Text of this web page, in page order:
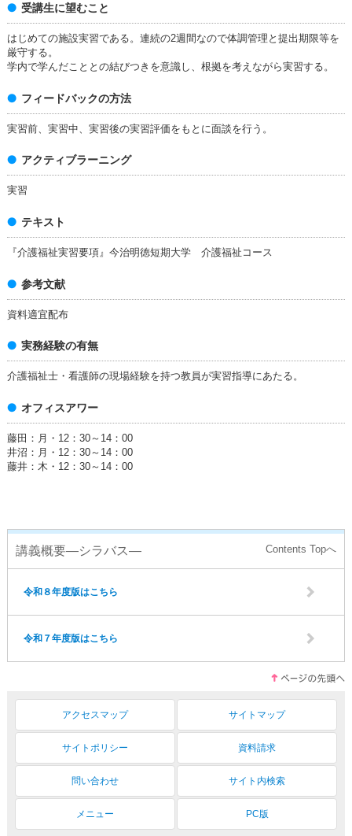
受講生に望むこと
はじめての施設実習である。連続の2週間なので体調管理と提出期限等を
厳守する。
学内で学んだこととの結びつきを意識し、根拠を考えながら実習する。
フィードバックの方法
実習前、実習中、実習後の実習評価をもとに面談を行う。
アクティブラーニング
実習
テキスト
『介護福祉実習要項』今治明徳短期大学 介護福祉コース
参考文献
資料適宜配布
実務経験の有無
介護福祉士・看護師の現場経験を持つ教員が実習指導にあたる。
オフィスアワー
藤田：月・12：30～14：00
井沼：月・12：30～14：00
藤井：木・12：30～14：00
講義概要―シラバス―
令和８年度版はこちら
令和７年度版はこちら
アクセスマップ サイトマップ
サイトポリシー 資料請求
問い合わせ サイト内検索
メニュー PC版